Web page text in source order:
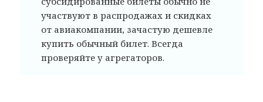
участвуют в распродажах и скидках
от авиакомпании, зачастую дешевле
купить обычный билет. Всегда
проверяйте у агрегаторов.